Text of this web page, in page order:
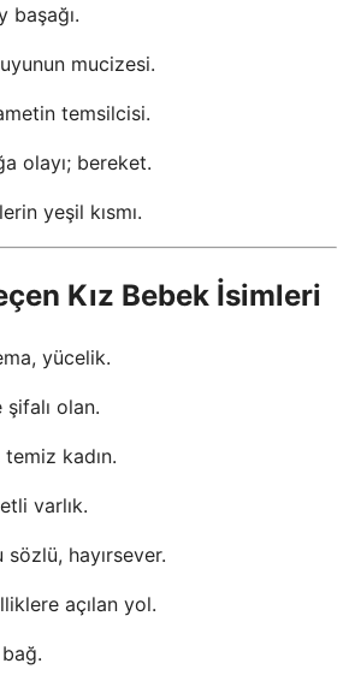
başağı.
mucizesi.
temsilcisi.
olayı; bereket.
yeşil kısmı.
Kız Bebek İsimleri
yücelik.
şifalı olan.
temiz kadın.
varlık.
sözlü, hayırsever.
açılan yol.